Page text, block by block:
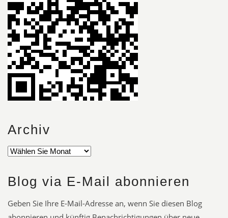
Archiv
Blog via E-Mail abonnieren
Geben Sie Ihre E-Mail-Adresse an, wenn Sie diesen Blog